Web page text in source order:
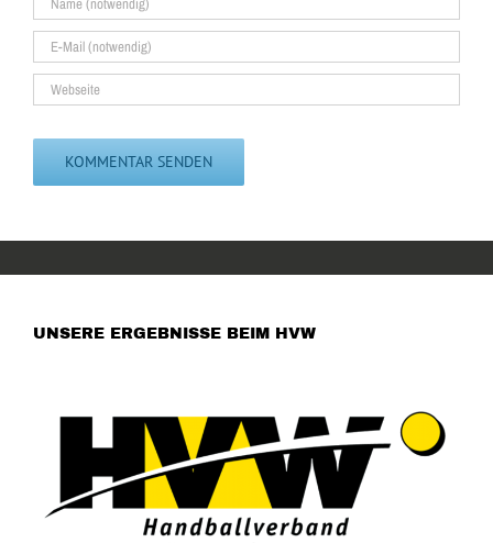
UNSERE ERGEBNISSE BEIM HVW